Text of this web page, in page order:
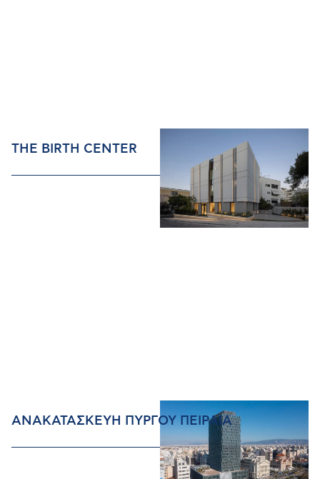
THE BIRTH CENTER
ΑΝΑΚΑΤΑΣΚΕΥΗ ΠΥΡΓΟΥ ΠΕΙΡΑΙΑ